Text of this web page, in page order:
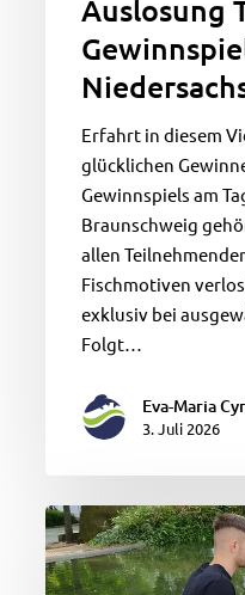
Auslosung
Erfahrt in diesem
glücklichen
Gewinnspiels am
Braunschweig
allen
Fischmotiven
exklusiv bei
Folgt…
Eva-Maria
3. Juli 2026
Angelzielwerfen
im
Anna-